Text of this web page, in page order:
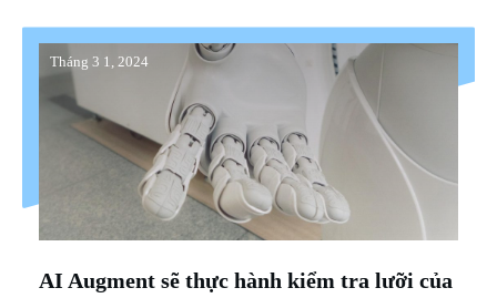
Tháng 3 1, 2024
AI Augment sẽ thực hành kiểm tra lưỡi của